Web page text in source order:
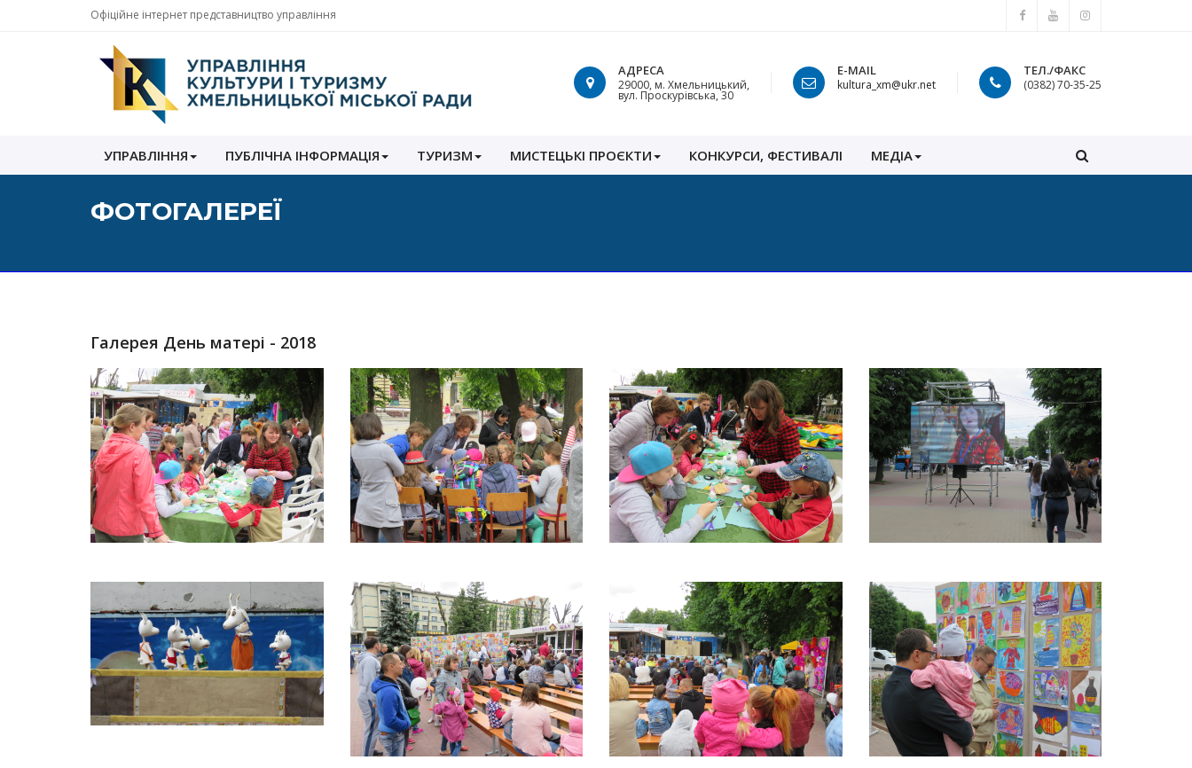
Офіційне інтернет представництво управління
культури
і
Хмельницької
АДРЕСА
29000, м. Хмельницький,
вул. Проскурівська, 30
E-MAIL
kultura_xm@ukr.net
ТЕЛ./ФАКС
(0382) 70-35-25
УПРАВЛІННЯ ПУБЛІЧНА ІНФОРМАЦІЯ ТУРИЗМ МИСТЕЦЬКІ ПРОЄКТИ КОНКУРСИ, ФЕСТИВАЛІ МЕДІА
ФОТОГАЛЕРЕЇ
Галерея День матері - 2018